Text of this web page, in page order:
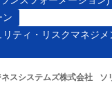
ン
ティ・リスクマネジ
ネスシステムズ株式会社
ソ